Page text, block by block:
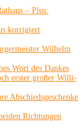
– Plus:
korrigiert
Wilhelm
Wort des Dankes
erster großer Willi-
Abschiedsgeschenke
Richtungen